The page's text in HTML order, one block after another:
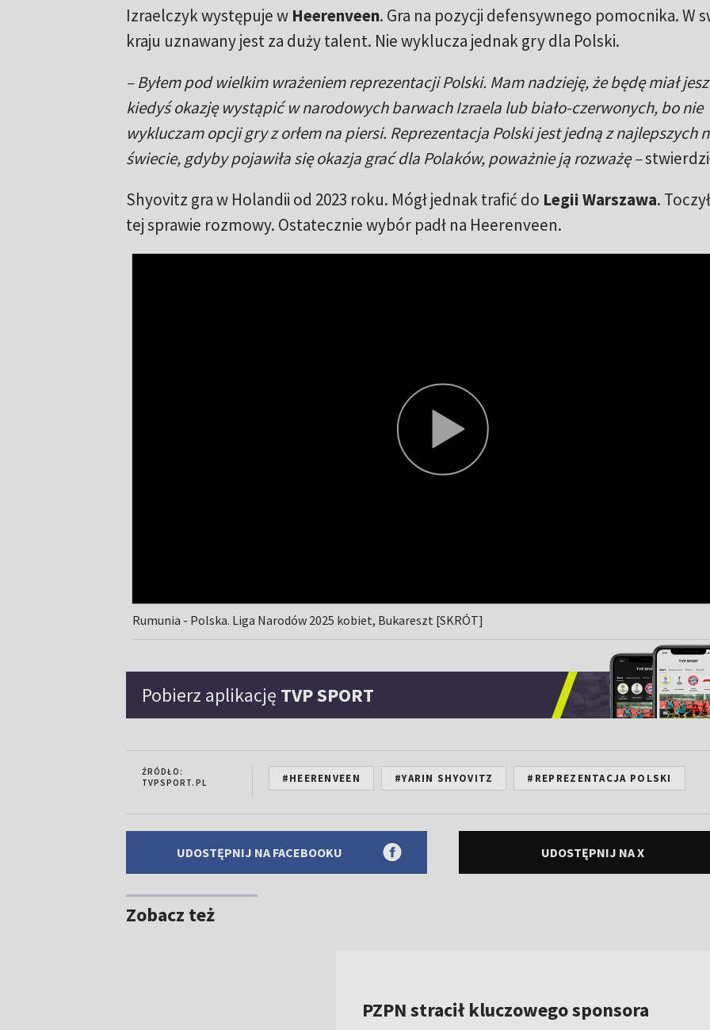
Izraelczyk występuje w Heerenveen. Gra na pozycji defensywnego pomocnika. W
kraju uznawany jest za duży talent. Nie wyklucza jednak gry dla Polski.
– Byłem pod wielkim wrażeniem reprezentacji Polski. Mam nadzieję, że będę miał
kiedyś okazję wystąpić w narodowych barwach Izraela lub biało-czerwonych, bo nie
wykluczam opcji gry z orłem na piersi. Reprezentacja Polski jest jedną z najlepszych
świecie, gdyby pojawiła się okazja grać dla Polaków, poważnie ją rozważę –
Shyovitz gra w Holandii od 2023 roku. Mógł jednak trafić do Legii Warszawa.
tej sprawie rozmowy. Ostatecznie wybór padł na Heerenveen.
Rumunia - Polska. Liga Narodów 2025 kobiet, Bukareszt [SKRÓT]
Pobierz aplikację TVP SPORT
ŹRÓDŁO:
TVPSPORT.PL
#HEERENVEEN #YARIN SHYOVITZ #REPREZENTACJA POLSKI
UDOSTĘPNIJ NA FACEBOOKU UDOSTĘPNIJ NA X
Zobacz też
PZPN stracił kluczowego sponsora